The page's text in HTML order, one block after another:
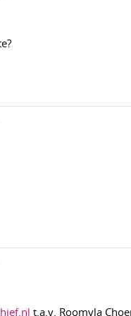
t.a.v. Roomyla